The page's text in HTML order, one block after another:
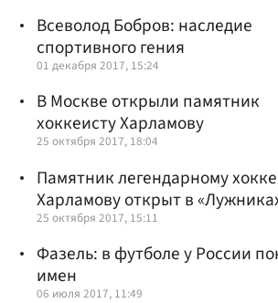
Всеволод Бобров: наследие
спортивного гения
01 декабря 2017, 15:24
В Москве открыли памятник
хоккеисту Харламову
25 октября 2017, 18:04
Памятник легендарному
Харламову открыт в
25 октября 2017, 15:11
Фазель: в футболе у ​России
имен
06 июля 2017, 11:49